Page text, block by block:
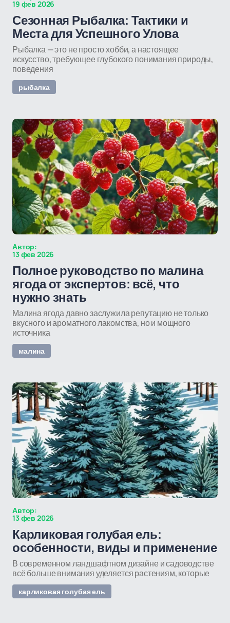
19 фев 2026
Сезонная Рыбалка: Тактики и
Места для Успешного Улова
Рыбалка — это не просто хобби, а настоящее
искусство, требующее глубокого понимания природы,
поведения
рыбалка
Автор:
13 фев 2026
Полное руководство по малина
ягода от экспертов: всё, что
нужно знать
Малина ягода давно заслужила репутацию не только
вкусного и ароматного лакомства, но и мощного
источника
малина
Автор:
13 фев 2026
Карликовая голубая ель:
особенности, виды и применение
В современном ландшафтном дизайне и садоводстве
всё больше внимания уделяется растениям, которые
карликовая голубая ель